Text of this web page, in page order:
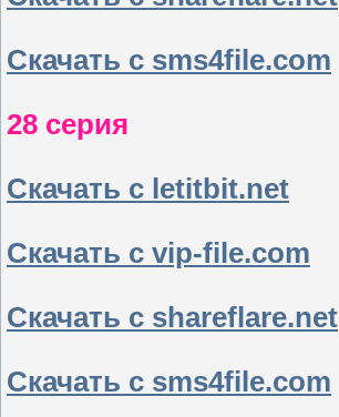
Скачать с sms4file.com
28 серия
Скачать с letitbit.net
Скачать с vip-file.com
Скачать с shareflare.net
Скачать с sms4file.com